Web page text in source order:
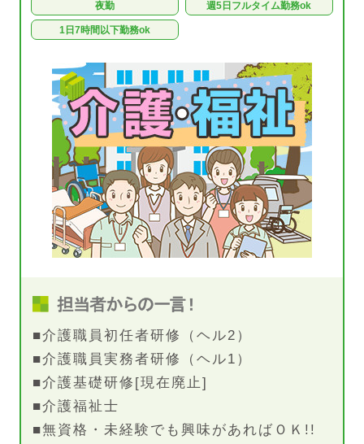
夜勤 週5日フルタイム勤務ok
1日7時間以下勤務ok
■介護職員初任者研修（ヘル2）
■介護職員実務者研修（ヘル1）
■介護基礎研修[現在廃止]
■介護福祉士
■無資格・未経験でも興味があればＯＫ!!